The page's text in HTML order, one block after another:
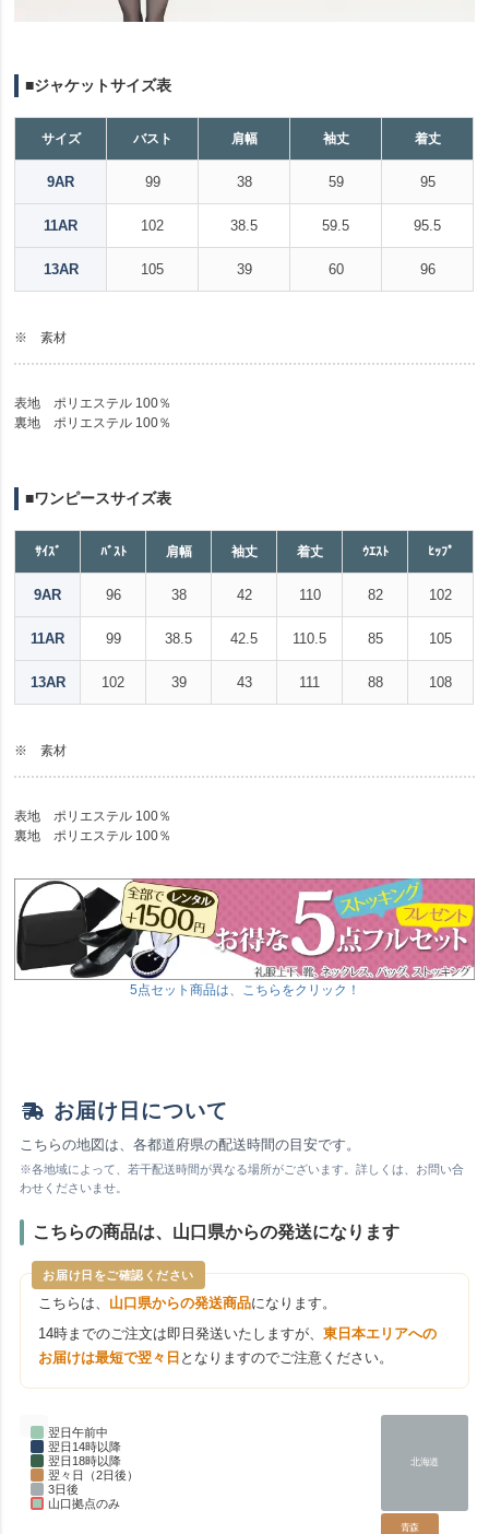
■ジャケットサイズ表
サイズ バスト 肩幅 袖丈 着丈
9AR 99 38 59 95
11AR 102 38.5 59.5 95.5
13AR 105 39 60 96
※ 素材
表地 ポリエステル 100％
裏地 ポリエステル 100％
■ワンピースサイズ表
ｻｲｽﾞ ﾊﾞｽﾄ 肩幅 袖丈 着丈 ｳｴｽﾄ ﾋｯﾌﾟ
9AR 96 38 42 110 82 102
11AR 99 38.5 42.5 110.5 85 105
13AR 102 39 43 111 88 108
※ 素材
表地 ポリエステル 100％
裏地 ポリエステル 100％
5点セット商品は、こちらをクリック！
お届け日について
こちらの地図は、各都道府県の配送時間の目安です。
※各地域によって、若干配送時間が異なる場所がございます。詳しくは、お問い合
わせくださいませ。
こちらの商品は、山口県からの発送になります
お届け日をご確認ください
こちらは、 山口県からの発送商品になります。
14時までのご注文は即日発送いたしますが、東日本エリアへの
お届けは最短で翌々日 となりますのでご注意ください。
翌日午前中
翌日14時以降
翌日18時以降
翌々日（2日後）
3日後
山口拠点のみ
北海道
青森